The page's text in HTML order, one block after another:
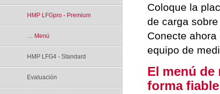
HMP LFGpro - Premium
… Menú
HMP LFG4 - Standard
Evaluación
Coloque la
de carga
Conecte
equipo de
El menú de
forma